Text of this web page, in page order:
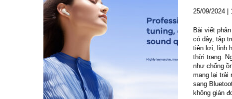
25/09/2024 |
Bài viết
có dây, tập
tiện lợi, linh
thời trang.
như chống
mang lại trải
sang
không gián